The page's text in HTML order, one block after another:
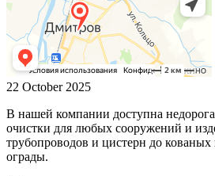
22 October 2025
В нашей компании доступна
очистки для любых сооружений и
трубопроводов и цистерн до кованых
ограды.